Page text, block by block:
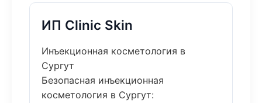
ИП Clinic Skin
Инъекционная косметология в
Сургут
Безопасная инъекционная
косметология в Сургут: